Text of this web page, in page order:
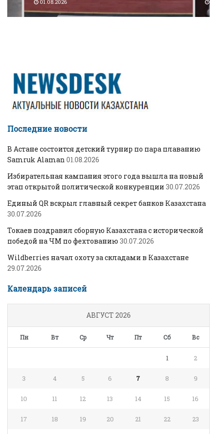
01.08.2026
Последние новости
В Астане состоится детский турнир по пара плаванию
Samruk Alaman 01.08.2026
Избирательная кампания этого года вышла на новый
этап открытой политической конкуренции 30.07.2026
Единый QR вскрыл главный секрет банков Казахстана
30.07.2026
Токаев поздравил сборную Казахстана с исторической
победой на ЧМ по фехтованию 30.07.2026
Wildberries начал охоту за складами в Казахстане
29.07.2026
Календарь записей
АВГУСТ 2026
Пн Вт Ср Чт Пт Сб Вс
1 2
3 4 5 6 7 8 9
10 11 12 13 14 15 16
17 18 19 20 21 22 23